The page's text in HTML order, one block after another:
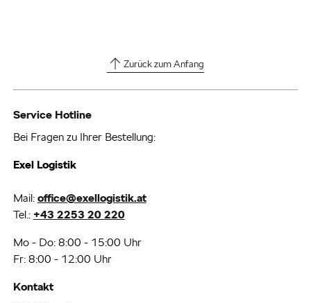
Zurück zum Anfang
Service Hotline
Bei Fragen zu Ihrer Bestellung:
Exel Logistik
Mail: office@exellogistik.at
Tel.: +43 2253 20 220
Mo - Do: 8:00 - 15:00 Uhr
Fr: 8:00 - 12:00 Uhr
Kontakt